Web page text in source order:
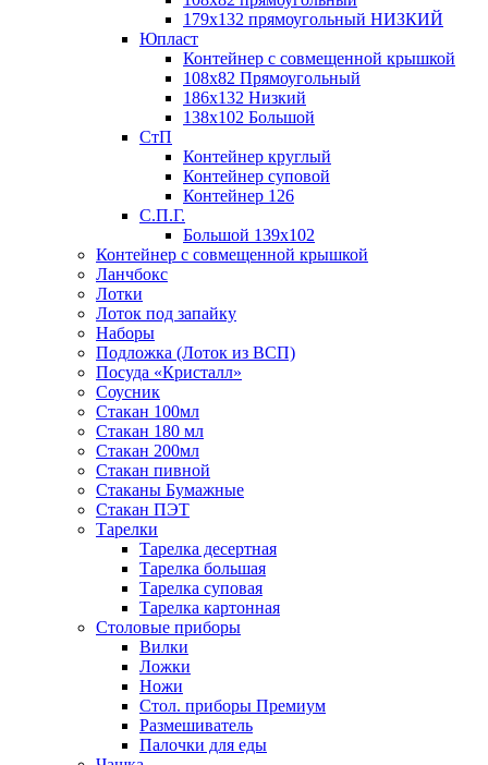
179х132 прямоугольный НИЗКИЙ
Юпласт
Контейнер с совмещенной крышкой
108х82 Прямоугольный
186х132 Низкий
138х102 Большой
СтП
Контейнер круглый
Контейнер суповой
Контейнер 126
С.П.Г.
Большой 139х102
Контейнер с совмещенной крышкой
Ланчбокс
Лотки
Лоток под запайку
Наборы
Подложка (Лоток из ВСП)
Посуда «Кристалл»
Соусник
Стакан 100мл
Стакан 180 мл
Стакан 200мл
Стакан пивной
Стаканы Бумажные
Стакан ПЭТ
Тарелки
Тарелка десертная
Тарелка большая
Тарелка суповая
Тарелка картонная
Столовые приборы
Вилки
Ложки
Ножи
Стол. приборы Премиум
Размешиватель
Палочки для еды